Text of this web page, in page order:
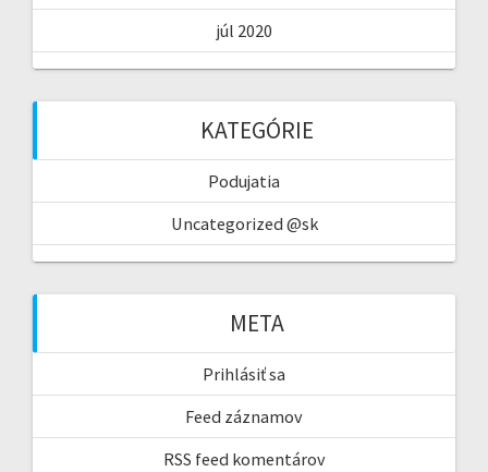
júl 2020
KATEGÓRIE
Podujatia
Uncategorized @sk
META
Prihlásiť sa
Feed záznamov
RSS feed komentárov